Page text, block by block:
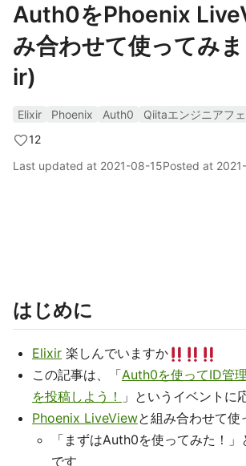
Auth0をPhoenix
み合わせて使ってみ
ir)
Elixir Phoenix Auth0
Qiitaエンジニアフ
12
Last updated at 2021-08-15Posted at
はじめに
Elixir 楽しんでいますか
この記事は、「Auth0を使ってID管
を投稿しよう！ 」というイベントに
Phoenix LiveViewと組み合わせて使
「まずはAuth0を使ってみた！
です